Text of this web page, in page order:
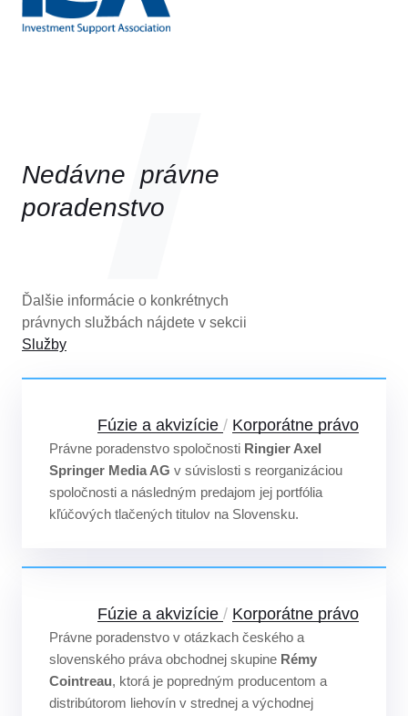
Nedávne právne
poradenstvo
Ďalšie informácie o konkrétnych
právnych službách nájdete v sekcii
Služby
Fúzie a akvizície / Korporátne právo
Právne poradenstvo spoločnosti Ringier Axel
Springer Media AG v súvislosti s reorganizáciou
spoločnosti a následným predajom jej portfólia
kľúčových tlačených titulov na Slovensku.
Fúzie a akvizície / Korporátne právo
Právne poradenstvo v otázkach českého a
slovenského práva obchodnej skupine Rémy
Cointreau, ktorá je popredným producentom a
distribútorom liehovín v strednej a východnej